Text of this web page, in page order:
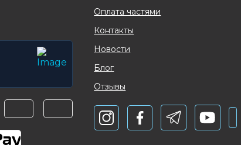
Оплата частями
Контакты
Новости
Блог
Отзывы